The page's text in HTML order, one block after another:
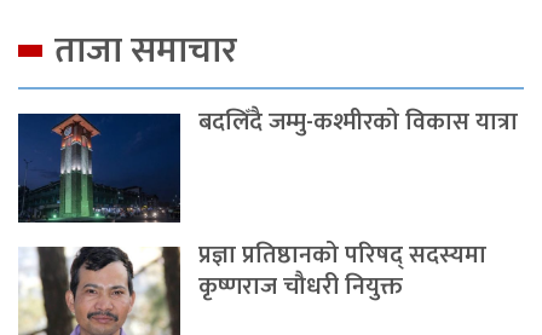
ताजा समाचार
बदलिँदै जम्मु-कश्मीरको विकास यात्रा
प्रज्ञा प्रतिष्ठानको परिषद् सदस्यमा
कृष्णराज चौधरी नियुक्त